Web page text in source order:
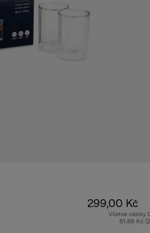
299,00 Kč
Včetně částky
51,89 Kč